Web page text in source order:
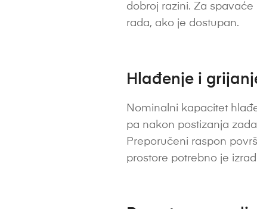
dobroj razini. Za
rada, ako je dostupan.
Hlađenje i
Nominalni kapacitet
pa nakon postizanja
Preporučeni raspon
prostore potrebno je